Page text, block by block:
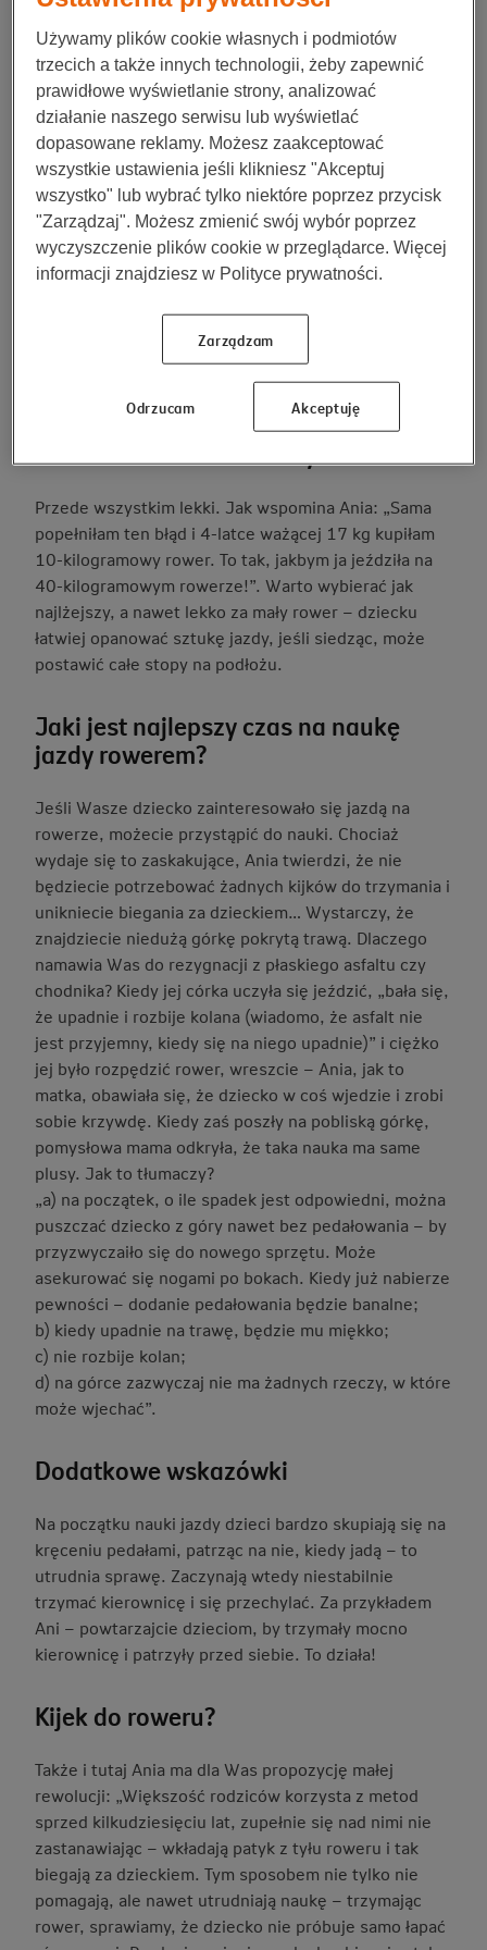
rowerze?
Według Ani – od roweru biegowego, na którym dzieci
uczą się utrzymywać równowagę. W miarę nabierania
sprawności coraz częściej podnoszą nogi do góry i
balansują całym ciałem. Właśnie dlatego popularne
biegówki są świetnym sprzętem, żeby przygotować
dziecko do jazdy na rowerze z pedałami. Co ciekawe
– po treningu na biegówce Ania radzi zrezygnować z
montażu bocznych kółek do roweru. Jej zdaniem,
„jeżeli dziecko wcześniej jeździło na biegówce i
dobrze łapało równowagę, zamontowanie bocznych
kółek będzie krokiem wstecz”. Do tego takim
rowerem ciężej się jeździ i nie da się na nim rozwinąć
Jaki rower dla dziecka wybrać?
Przede wszystkim lekki. Jak wspomina Ania: „Sama
popełniłam ten błąd i 4-latce ważącej 17 kg kupiłam
10-kilogramowy rower. To tak, jakbym ja jeździła na
40-kilogramowym rowerze!”. Warto wybierać jak
najlżejszy, a nawet lekko za mały rower – dziecku
łatwiej opanować sztukę jazdy, jeśli siedząc, może
postawić całe stopy na podłożu.
Jaki jest najlepszy czas na naukę
jazdy rowerem?
Jeśli Wasze dziecko zainteresowało się jazdą na
rowerze, możecie przystąpić do nauki. Chociaż
wydaje się to zaskakujące, Ania twierdzi, że nie
będziecie potrzebować żadnych kijków do trzymania i
unikniecie biegania za dzieckiem… Wystarczy, że
znajdziecie niedużą górkę pokrytą trawą. Dlaczego
namawia Was do rezygnacji z płaskiego asfaltu czy
chodnika? Kiedy jej córka uczyła się jeździć, „bała się,
że upadnie i rozbije kolana (wiadomo, że asfalt nie
jest przyjemny, kiedy się na niego upadnie)” i ciężko
jej było rozpędzić rower, wreszcie – Ania, jak to
matka, obawiała się, że dziecko w coś wjedzie i zrobi
sobie krzywdę. Kiedy zaś poszły na pobliską górkę,
pomysłowa mama odkryła, że taka nauka ma same
plusy. Jak to tłumaczy?
„a) na początek, o ile spadek jest odpowiedni, można
puszczać dziecko z góry nawet bez pedałowania – by
przyzwyczaiło się do nowego sprzętu. Może
asekurować się nogami po bokach. Kiedy już nabierze
pewności – dodanie pedałowania będzie banalne;
b) kiedy upadnie na trawę, będzie mu miękko;
c) nie rozbije kolan;
d) na górce zazwyczaj nie ma żadnych rzeczy, w które
może wjechać”.
Dodatkowe wskazówki
Na początku nauki jazdy dzieci bardzo skupiają się na
kręceniu pedałami, patrząc na nie, kiedy jadą – to
utrudnia sprawę. Zaczynają wtedy niestabilnie
trzymać kierownicę i się przechylać. Za przykładem
Ani – powtarzajcie dzieciom, by trzymały mocno
kierownicę i patrzyły przed siebie. To działa!
Kijek do roweru?
Także i tutaj Ania ma dla Was propozycję małej
rewolucji: „Większość rodziców korzysta z metod
sprzed kilkudziesięciu lat, zupełnie się nad nimi nie
zastanawiając – wkładają patyk z tyłu roweru i tak
biegają za dzieckiem. Tym sposobem nie tylko nie
pomagają, ale nawet utrudniają naukę – trzymając
rower, sprawiamy, że dziecko nie próbuje samo łapać
Używamy plików cookie własnych i podmiotów
trzecich a także innych technologii, żeby zapewnić
prawidłowe wyświetlanie strony, analizować
działanie naszego serwisu lub wyświetlać
dopasowane reklamy. Możesz zaakceptować
wszystkie ustawienia jeśli klikniesz "Akceptuj
wszystko" lub wybrać tylko niektóre poprzez przycisk
"Zarządzaj". Możesz zmienić swój wybór poprzez
wyczyszczenie plików cookie w przeglądarce. Więcej
informacji znajdziesz w Polityce prywatności.
Zarządzam
Odrzucam Akceptuję